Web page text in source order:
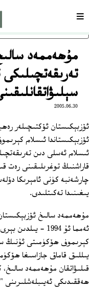
ئاساسلىق مەزمۇنغاسەھىپە
مۇھەممەد
2005.06.30
ئۆزبېكىستان ئۆكتىچىلەر
ئۆزبېكىستاندا ئىسلام
ئىسلام ئەسلى دىن
قاراشنىڭ توغرىلىقىنى رەت
چارشەنبە كۈنى ئامېرىكا
يىغىنىدا تەكىتلىدى.
مۇھەممەد سالىخ
ئەمما ئۇ 1994 -
يىللىق قاماق جازاسىغا
قىلىۋاتقان مۇھەممەد
ھەققىدىكى ئەيىبلەشلىرىنى